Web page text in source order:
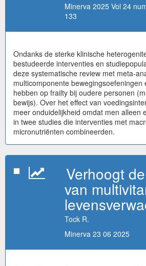
Minerva 2025 Vol 24
133
Ondanks de sterke klinische
bestudeerde interventies en
deze systematische review met meta-
multicomponente bewegingsoefeningen
hebben op frailty bij oudere personen
bewijs). Over het effect van
meer onduidelijkheid omdat men alleen
in twee studies die interventies met
micronutriënten combineerden.
Verhoogt
van
Tock R.
Minerva 23 06 2025